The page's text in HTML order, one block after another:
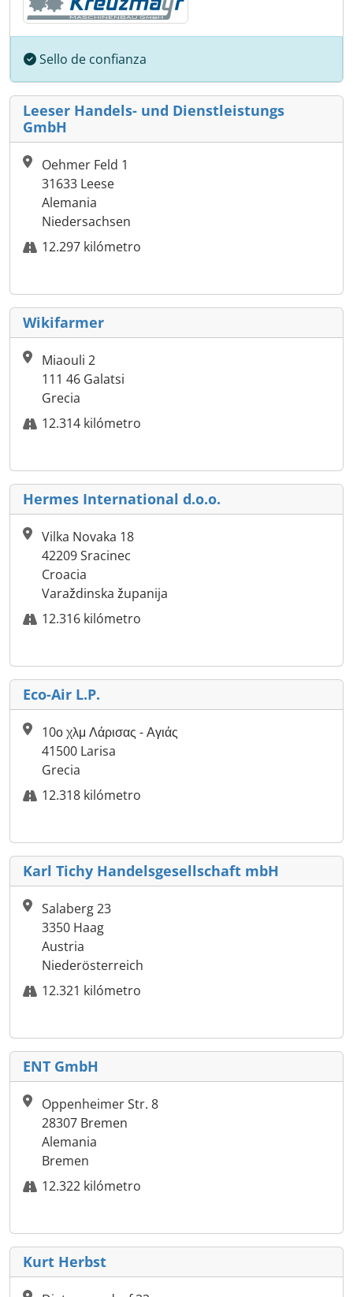
Sello de confianza
Leeser Handels- und Dienstleistungs
GmbH
Oehmer Feld 1
31633 Leese
Alemania
Niedersachsen
12.297 kilómetro
Wikifarmer
Miaouli 2
111 46 Galatsi
Grecia
12.314 kilómetro
Hermes International d.o.o.
Vilka Novaka 18
42209 Sracinec
Croacia
Varaždinska županija
12.316 kilómetro
Eco-Air L.P.
10ο χλμ Λάρισας - Αγιάς
41500 Larisa
Grecia
12.318 kilómetro
Karl Tichy Handelsgesellschaft mbH
Salaberg 23
3350 Haag
Austria
Niederösterreich
12.321 kilómetro
ENT GmbH
Oppenheimer Str. 8
28307 Bremen
Alemania
Bremen
12.322 kilómetro
Kurt Herbst